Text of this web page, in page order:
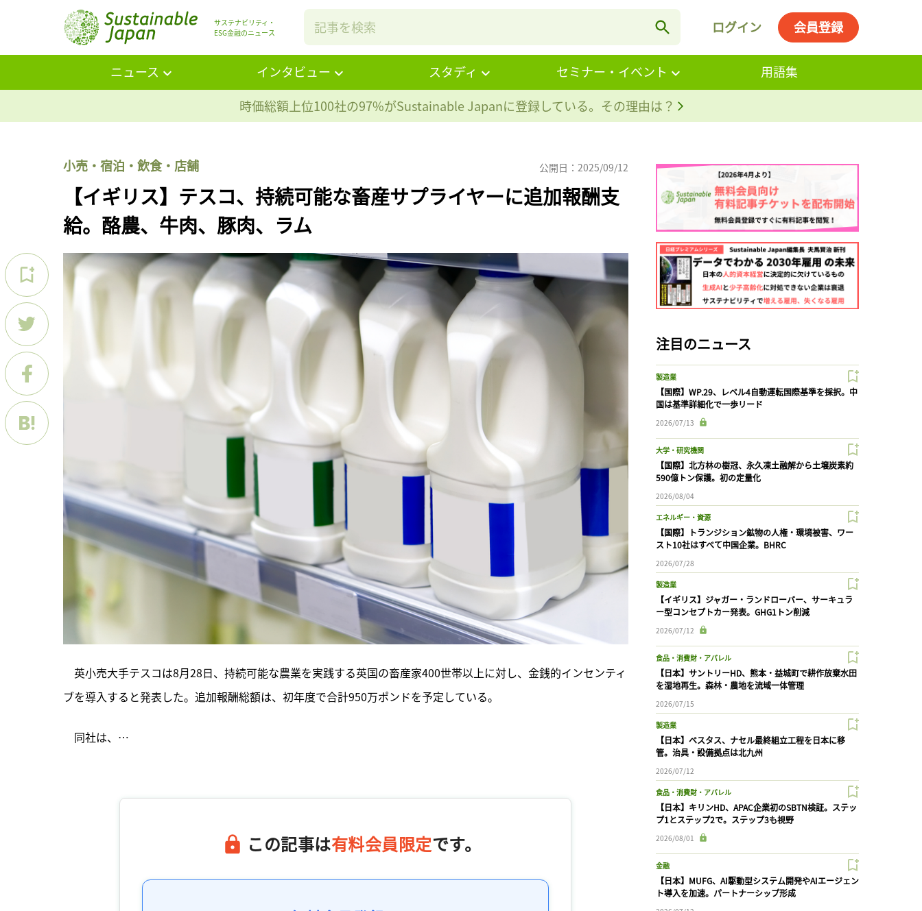
サステナビリティ・
ESG金融のニュース
ログイン 会員登録
ニュース インタビュー スタディ セミナー・イベント
用語集
時価総額上位100社の97%がSustainable Japanに登録している。その理由は？
小売・宿泊・飲食・店舗 公開日：2025/09/12
【イギリス】テスコ、持続可能な畜産サプライヤーに追加報酬支
給。酪農、牛肉、豚肉、ラム
英小売大手テスコは8月28日、持続可能な農業を実践する英国の畜産家400世帯以上に対し、金銭的インセンティ
ブを導入すると発表した。追加報酬総額は、初年度で合計950万ポンドを予定している。
同社は、…
この記事は有料会員限定です。
注目のニュース
製造業
【国際】WP.29、レベル4自動運転国際基準を採択。中
国は基準詳細化で一歩リード
2026/07/13
大学・研究機関
【国際】北方林の樹冠、永久凍土融解から土壌炭素約
590億トン保護。初の定量化
2026/08/04
エネルギー・資源
【国際】トランジション鉱物の人権・環境被害、ワー
スト10社はすべて中国企業。BHRC
2026/07/28
製造業
【イギリス】ジャガー・ランドローバー、サーキュラ
ー型コンセプトカー発表。GHG1トン削減
2026/07/12
食品・消費財・アパレル
【日本】サントリーHD、熊本・益城町で耕作放棄水田
を湿地再生。森林・農地を流域一体管理
2026/07/15
製造業
【日本】ベスタス、ナセル最終組立工程を日本に移
管。治具・設備拠点は北九州
2026/07/12
食品・消費財・アパレル
【日本】キリンHD、APAC企業初のSBTN検証。ステッ
プ1とステップ2で。ステップ3も視野
2026/08/01
金融
【日本】MUFG、AI駆動型システム開発やAIエージェン
ト導入を加速。パートナーシップ形成